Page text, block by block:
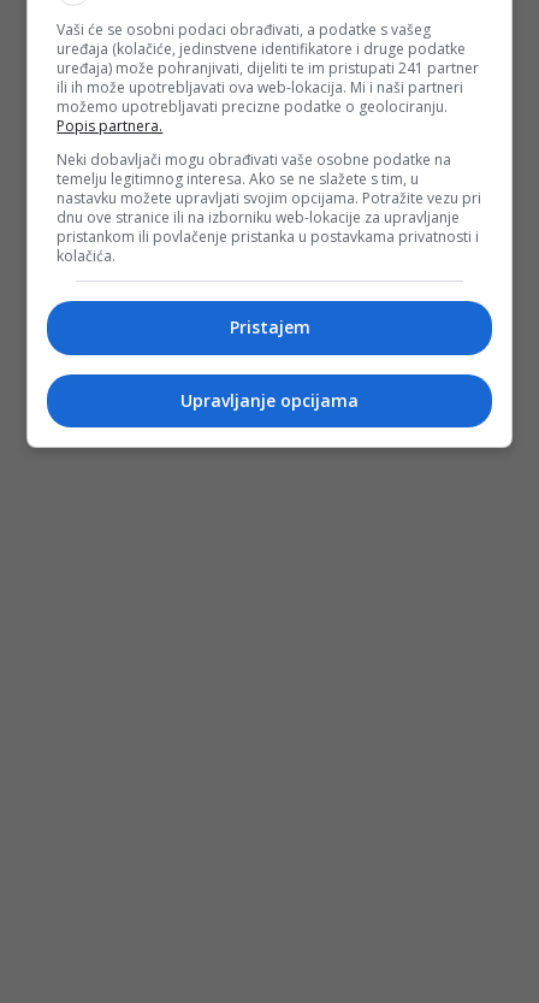
Vaši će se osobni podaci obrađivati, a podatke s vašeg
uređaja (kolačiće, jedinstvene identifikatore i druge podatke
uređaja) može pohranjivati, dijeliti te im pristupati 241 partner
ili ih može upotrebljavati ova web-lokacija. Mi i naši partneri
možemo upotrebljavati precizne podatke o geolociranju.
Popis partnera.
Neki dobavljači mogu obrađivati vaše osobne podatke na
temelju legitimnog interesa. Ako se ne slažete s tim, u
nastavku možete upravljati svojim opcijama. Potražite vezu pri
dnu ove stranice ili na izborniku web-lokacije za upravljanje
pristankom ili povlačenje pristanka u postavkama privatnosti i
kolačića.
Pristajem
Upravljanje opcijama